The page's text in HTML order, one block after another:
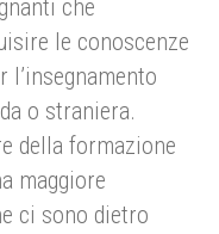
che
le conoscenze
l’insegnamento
o straniera.
della formazione
maggiore
ci sono dietro